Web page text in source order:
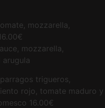
mozzarella,
mozzarella,
trigueros,
rojo, tomate maduro y
16.00€